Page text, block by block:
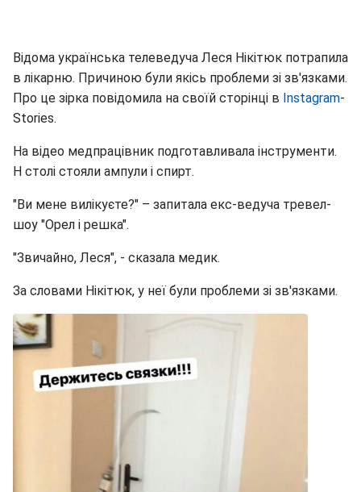
Відома українська телеведуча Леся Нікітюк потрапила
в лікарню. Причиною були якісь проблеми зі зв'язками.
Про це зірка повідомила на своїй сторінці в Instagram-
Stories.
На відео медпрацівник подготавливала інструменти.
Н столі стояли ампули і спирт.
"Ви мене вилікуєте?" – запитала екс-ведуча тревел-
шоу "Орел і решка".
"Звичайно, Леся", - сказала медик.
За словами Нікітюк, у неї були проблеми зі зв'язками.